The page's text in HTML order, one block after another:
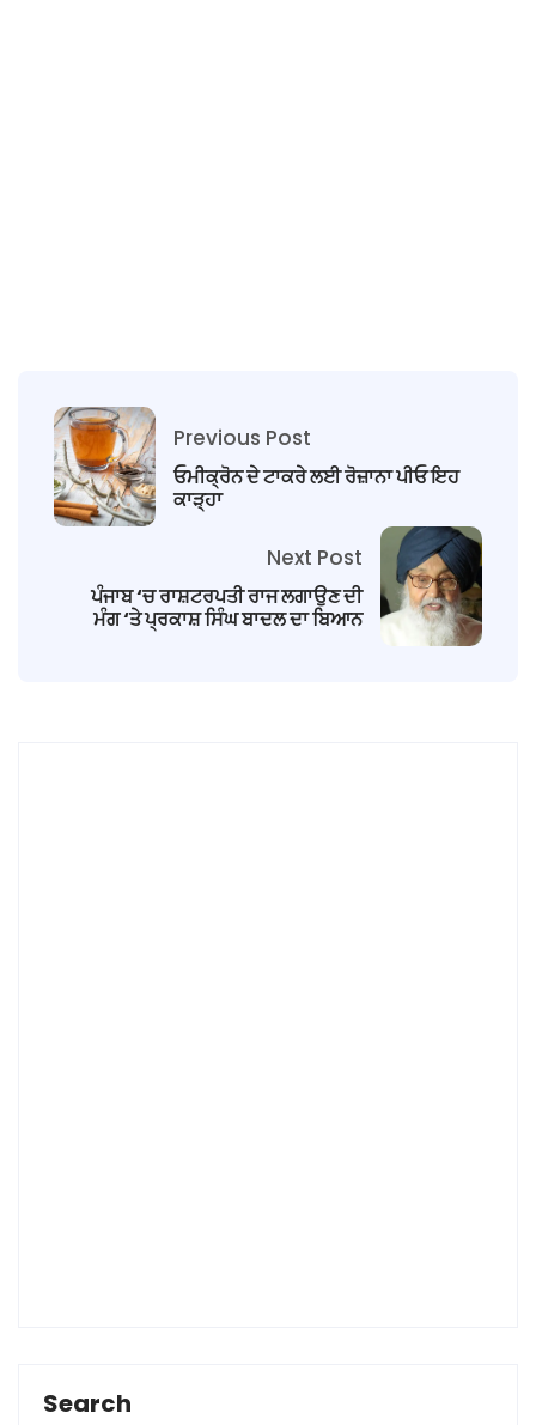
Previous Post
ਓਮੀਕ੍ਰੋਨ ਦੇ ਟਾਕਰੇ ਲਈ ਰੋਜ਼ਾਨਾ ਪੀਓ ਇਹ
ਕਾੜ੍ਹਾ
Next Post
ਪੰਜਾਬ ‘ਚ ਰਾਸ਼ਟਰਪਤੀ ਰਾਜ ਲਗਾਉਣ ਦੀ
ਮੰਗ ‘ਤੇ ਪ੍ਰਕਾਸ਼ ਸਿੰਘ ਬਾਦਲ ਦਾ ਬਿਆਨ
Search